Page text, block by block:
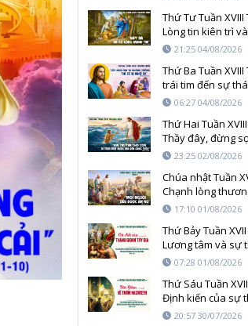
Thứ Tư Tuần XVIII
Lòng tin kiên trì
lòng người mẹ
21:25 04/08/2026
Thứ Ba Tuần XVIII
trái tim đến sự
06:27 04/08/2026
Thứ Hai Tuần XVIII
Thầy đây, đừng
23:25 02/08/2026
Chúa nhật Tuần
Chạnh lòng
cơn đói của nhân
17:10 01/08/2026
Thứ Bảy Tuần XVII
Lương tâm và sự
không thể bị giết
07:28 01/08/2026
Thứ Sáu Tuần
Định kiến của sự
quen và mầu
20:57 30/07/2026